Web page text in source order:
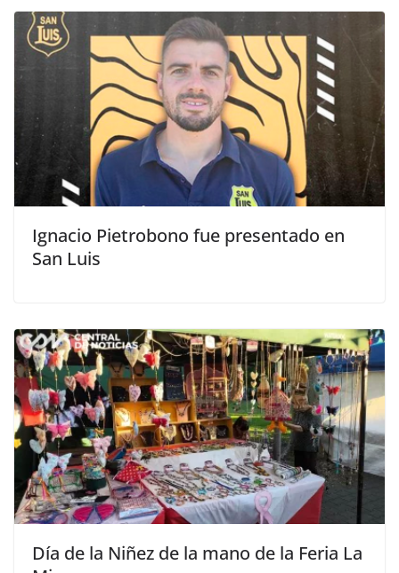
Ignacio Pietrobono fue presentado en
San Luis
Día de la Niñez de la mano de la Feria La